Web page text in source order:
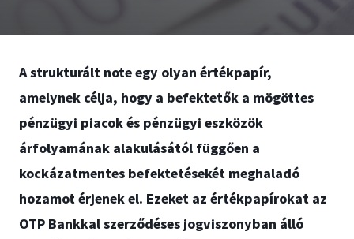
A strukturált note egy olyan értékpapír,
amelynek célja, hogy a befektetők a mögöttes
pénzügyi piacok és pénzügyi eszközök
árfolyamának alakulásától függően a
kockázatmentes befektetésekét meghaladó
hozamot érjenek el. Ezeket az értékpapírokat az
OTP Bankkal szerződéses jogviszonyban álló